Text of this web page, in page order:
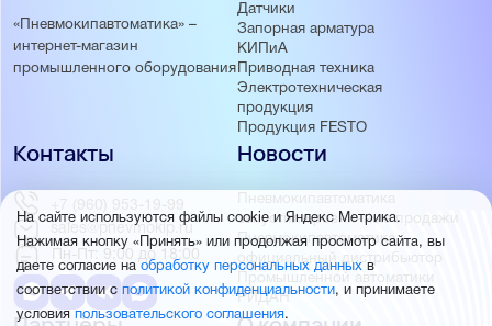
«Пневмокипавтоматика» –
интернет-магазин
промышленного оборудования
Датчики
Запорная арматура
КИПиА
Приводная техника
Электротехническая
продукция
Продукция FESTO
Новости
Пневмокипавтоматика
запустила розничные продажи
Пневмокипавтоматика –
официальный дистрибьютор
Промышленной автоматики
РИДАН
Контакты
+7 (960) 953-19-99
sales@pnevmokip.ru
Пн-Пт: 9:00 до 18:00
На сайте используются файлы cookie и Яндекс Метрика.
Нажимая кнопку «Принять» или продолжая просмотр сайта, вы
даете согласие наобработку персональных данных в
соответствии с политикой конфиденциальности, и принимаете
условия пользовательского соглашения.